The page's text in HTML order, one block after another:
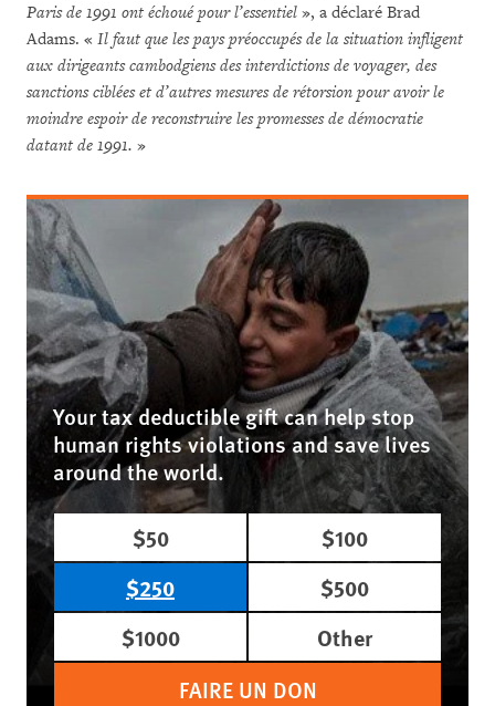
Paris de 1991 ont échoué pour l’essentiel », a déclaré Brad
Adams. « Il faut que les pays préoccupés de la situation infligent
aux dirigeants cambodgiens des interdictions de voyager, des
sanctions ciblées et d’autres mesures de rétorsion pour avoir le
moindre espoir de reconstruire les promesses de démocratie
datant de 1991. »
Your tax deductible gift can help stop
human rights violations and save lives
around the world.
$50
$100
$250
$500
$1000
Other
FAIRE UN DON